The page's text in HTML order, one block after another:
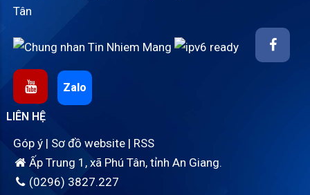
Tân
Zalo
LIÊN HỆ
Góp ý | Sơ đồ website | RSS
Ấp Trung 1, xã Phú Tân, tỉnh An Giang.
(0296) 3827.227